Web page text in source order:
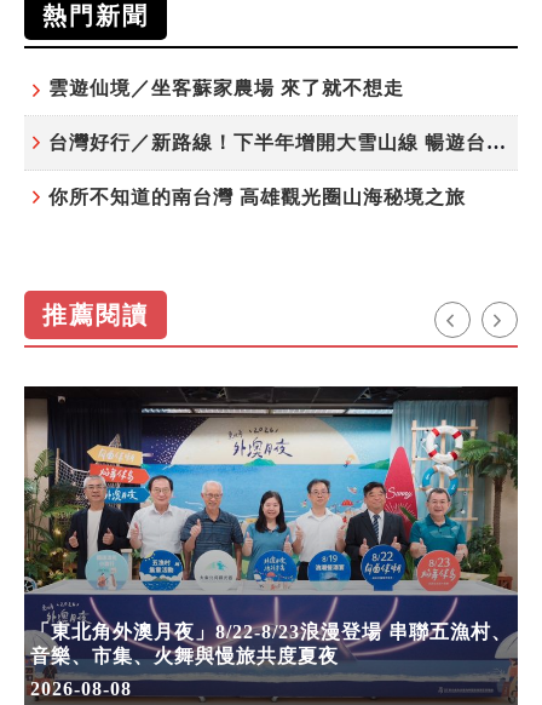
熱門新聞
雲遊仙境／坐客蘇家農場 來了就不想走
台灣好行／新路線！下半年增開大雪山線 暢遊台中更便利
你所不知道的南台灣 高雄觀光圈山海秘境之旅
推薦閱讀
「東北角外澳月夜」8/22-8/23浪漫登場 串聯五漁村、
音樂、市集、火舞與慢旅共度夏夜
2026-08-08